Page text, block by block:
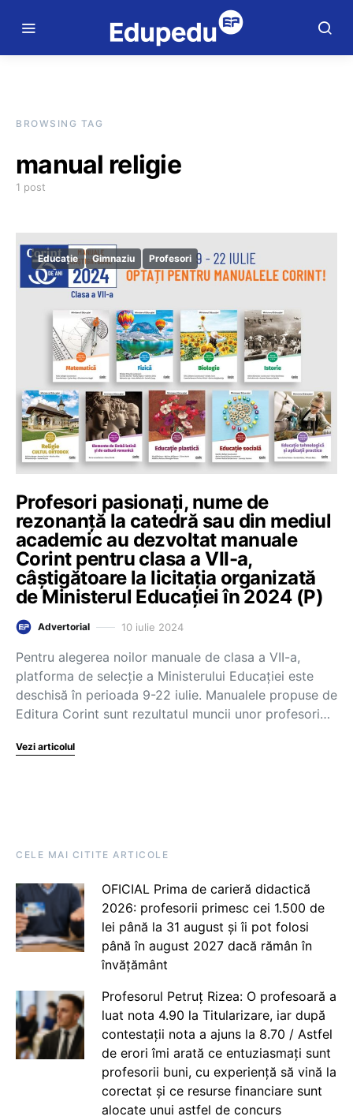
BROWSING TAG
manual religie
1 post
Educație Gimnaziu Profesori
Profesori pasionați, nume de
rezonanță la catedră sau din mediul
academic au dezvoltat manuale
Corint pentru clasa a VII-a,
câștigătoare la licitația organizată
de Ministerul Educației în 2024 (P)
Advertorial 10 iulie 2024
Pentru alegerea noilor manuale de clasa a VII-a,
platforma de selecție a Ministerului Educației este
deschisă în perioada 9-22 iulie. Manualele propuse de
Editura Corint sunt rezultatul muncii unor profesori…
Vezi articolul
CELE MAI CITITE ARTICOLE
OFICIAL Prima de carieră didactică
2026: profesorii primesc cei 1.500 de
lei până la 31 august și îi pot folosi
până în august 2027 dacă rămân în
învățământ
Profesorul Petruț Rizea: O profesoară a
luat nota 4.90 la Titularizare, iar după
contestații nota a ajuns la 8.70 / Astfel
de erori îmi arată ce entuziasmați sunt
profesorii buni, cu experiență să vină la
corectat și ce resurse financiare sunt
alocate unui astfel de concurs